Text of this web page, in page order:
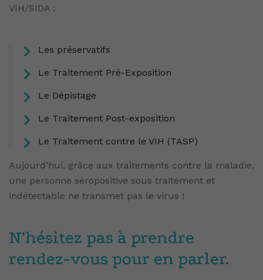
VIH/SIDA :
Les préservatifs
Le Traitement Pré-Exposition
Le Dépistage
Le Traitement Post-exposition
Le Traitement contre le VIH (TASP)
Aujourd’hui, grâce aux traitements contre la maladie,
une personne séropositive sous traitement et
indétectable ne transmet pas le virus !
N’hésitez pas à prendre
rendez-vous pour en parler.